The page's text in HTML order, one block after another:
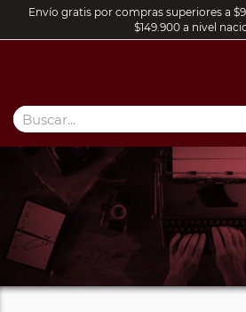
Envío gratis por compras superiores a
$149.900 a nivel